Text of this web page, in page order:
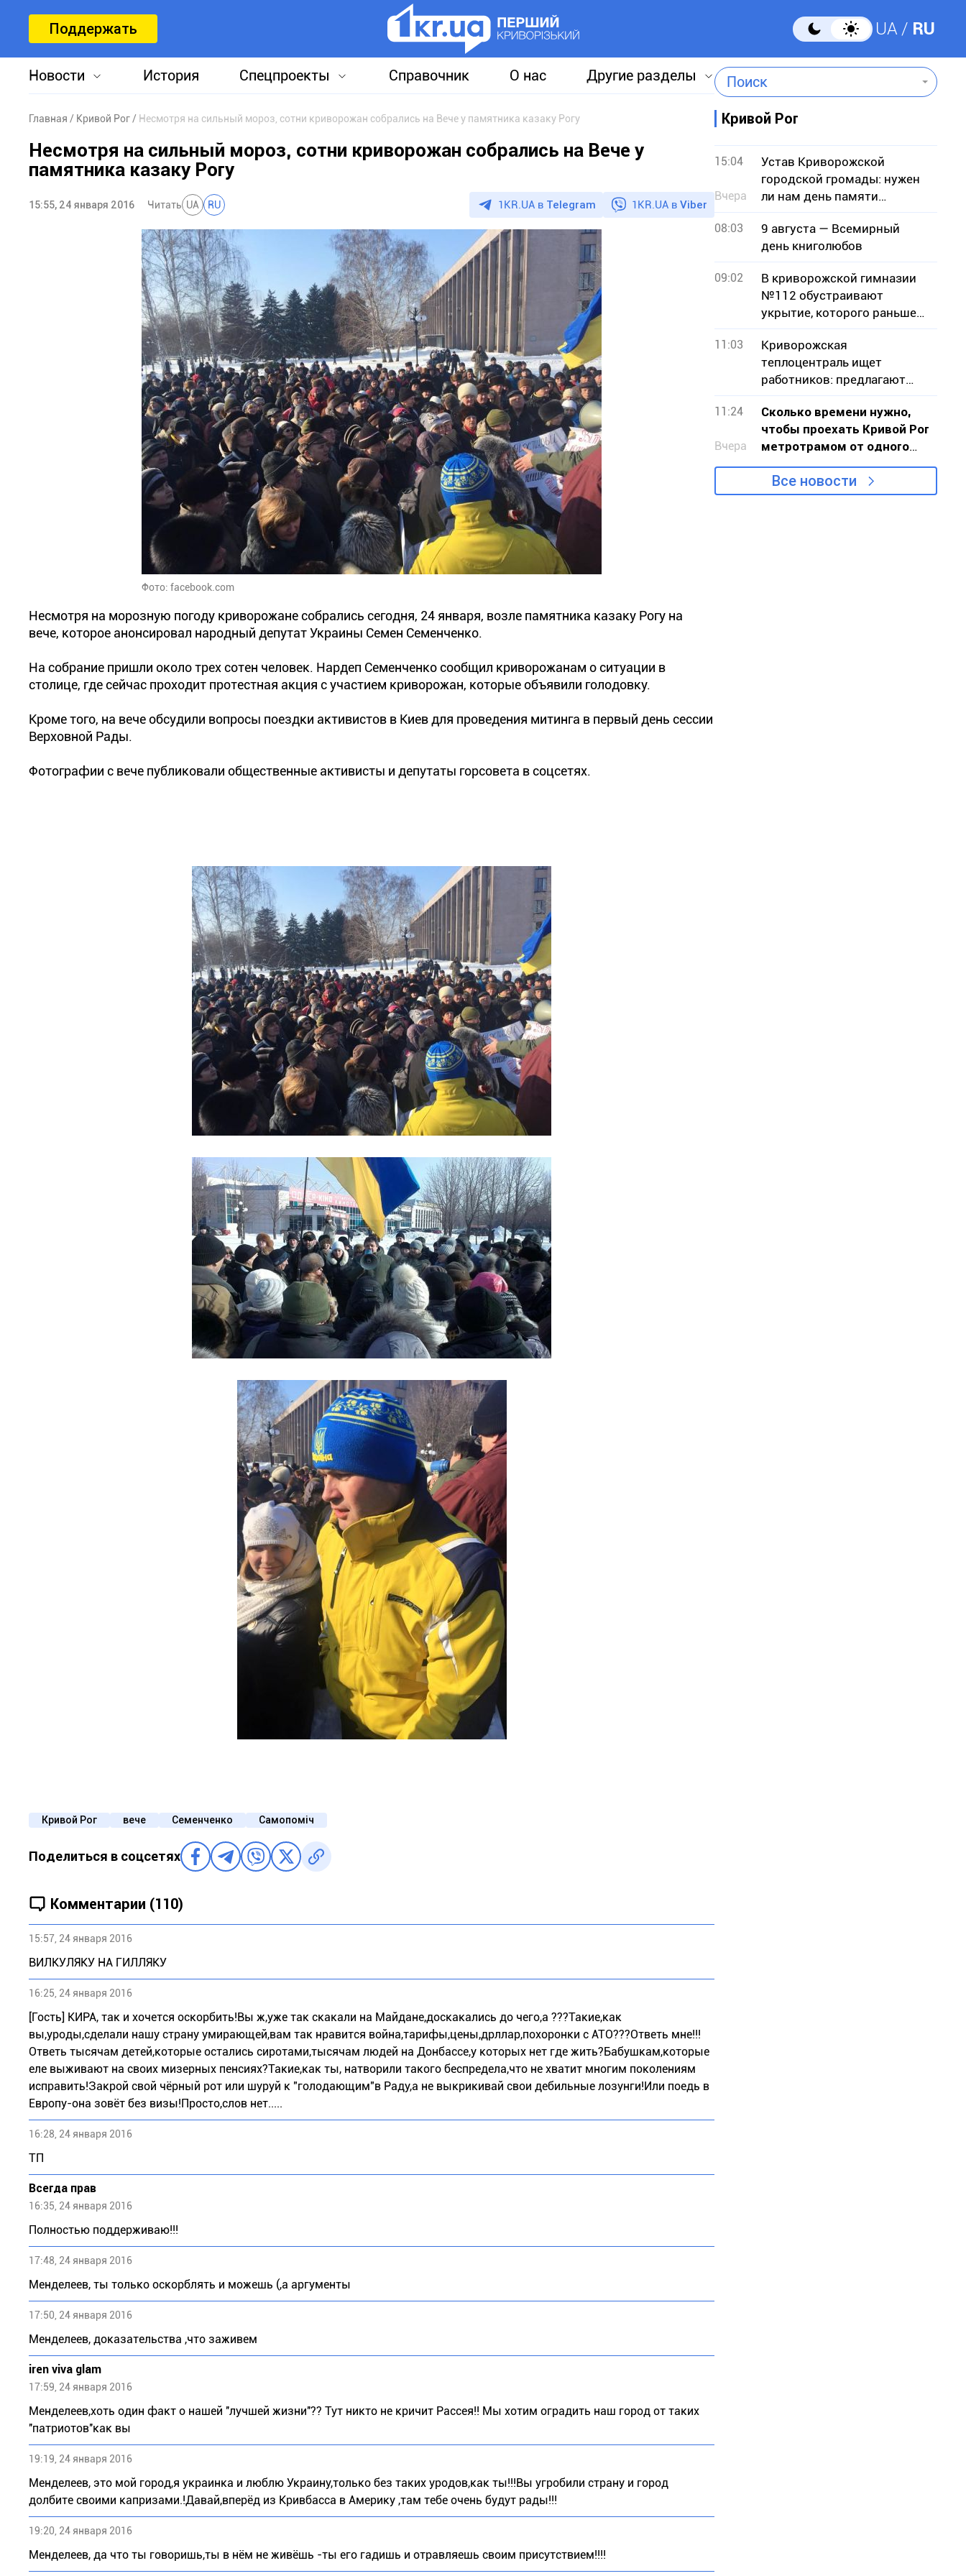
Поддержать UA RU
Новости История Спецпроекты Справочник О нас Другие разделы Поиск
Главная Кривой Рог Несмотря на сильный мороз, сотни криворожан собрались на Вече у памятника казаку Рогу
Несмотря на сильный мороз, сотни криворожан собрались на Вече у
памятника казаку Рогу
15:55, 24 января 2016 Читать UA RU 1KR.UA в Telegram 1KR.UA в Viber
Фото: facebook.com
Несмотря на морозную погоду криворожане собрались сегодня, 24 января, возле памятника казаку Рогу на
вече, которое анонсировал народный депутат Украины Семен Семенченко.
На собрание пришли около трех сотен человек. Нардеп Семенченко сообщил криворожанам о ситуации в
столице, где сейчас проходит протестная акция с участием криворожан, которые объявили голодовку.
Кроме того, на вече обсудили вопросы поездки активистов в Киев для проведения митинга в первый день сессии
Верховной Рады.
Фотографии с вече публиковали общественные активисты и депутаты горсовета в соцсетях.
Кривой Рог вече Семенченко Самопоміч
Поделиться в соцсетях
Комментарии (110)
15:57, 24 января 2016
ВИЛКУЛЯКУ НА ГИЛЛЯКУ
16:25, 24 января 2016
[Гость] КИРА, так и хочется оскорбить!Вы ж,уже так скакали на Майдане,доскакались до чего,а ???Такие,как
вы,уроды,сделали нашу страну умирающей,вам так нравится война,тарифы,цены,дрллар,похоронки с АТО???Ответь мне!!!
Ответь тысячам детей,которые остались сиротами,тысячам людей на Донбассе,у которых нет где жить?Бабушкам,которые
еле выживают на своих мизерных пенсиях?Такие,как ты, натворили такого беспредела,что не хватит многим поколениям
исправить!Закрой свой чёрный рот или шуруй к "голодающим"в Раду,а не выкрикивай свои дебильные лозунги!Или поедь в
Европу-она зовёт без визы!Просто,слов нет.....
16:28, 24 января 2016
ТП
Всегда прав
16:35, 24 января 2016
Полностью поддерживаю!!!
17:48, 24 января 2016
Менделеев, ты только оскорблять и можешь (,а аргументы
17:50, 24 января 2016
Менделеев, доказательства ,что заживем
iren viva glam
17:59, 24 января 2016
Менделеев,хоть один факт о нашей ''лучшей жизни''?? Тут никто не кричит Рассея!! Мы хотим оградить наш город от таких
''патриотов''как вы
19:19, 24 января 2016
Менделеев, это мой город,я украинка и люблю Украину,только без таких уродов,как ты!!!Вы угробили страну и город
долбите своими капризами.!Давай,вперёд из Кривбасса в Америку ,там тебе очень будут рады!!!
19:20, 24 января 2016
Менделеев, да что ты говоришь,ты в нём не живёшь -ты его гадишь и отравляешь своим присутствием!!!!
Кривой Рог
15:04
Вчера
Устав Криворожской
городской громады: нужен
ли нам день памяти
умерших городских голов?
08:03
9 августа — Всемирный
день книголюбов
09:02
В криворожской гимназии
№112 обустраивают
укрытие, которого раньше
не было
11:03
Криворожская
теплоцентраль ищет
работников: предлагают
100% бронирование
11:24
Вчера
Сколько времени нужно,
чтобы проехать Кривой Рог
метротрамом от одного
конца к другому
Все новости